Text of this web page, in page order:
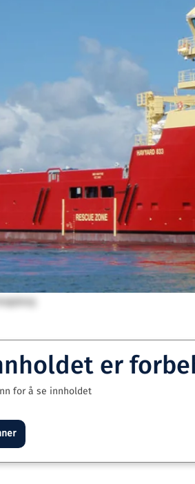
Kongsborg
er
for å se innholdet